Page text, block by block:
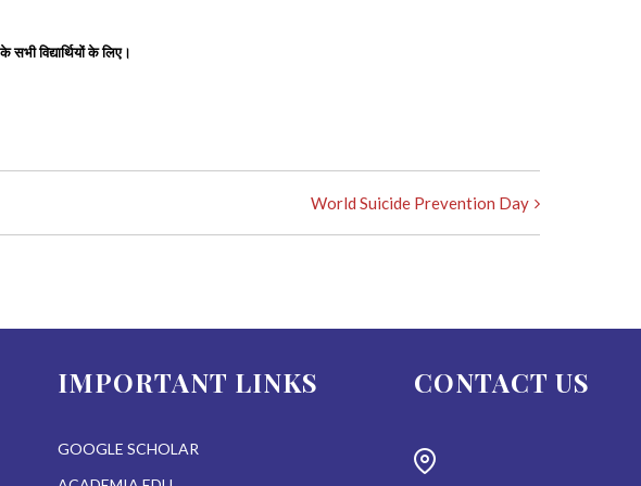
सभी विद्यार्थियों के लिए।
World Suicide Prevention Day
IMPORTANT LINKS
GOOGLE SCHOLAR
CONTACT US